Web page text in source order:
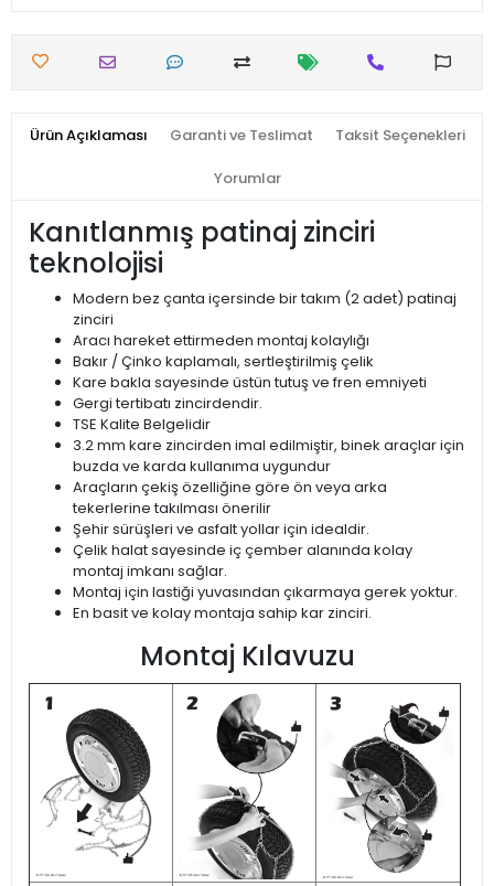
Ürün Açıklaması Garanti ve Teslimat Taksit Seçenekleri
Yorumlar
Kanıtlanmış patinaj zinciri
teknolojisi
Modern bez çanta içersinde bir takım (2 adet) patinaj
zinciri
Aracı hareket ettirmeden montaj kolaylığı
Bakır / Çinko kaplamalı, sertleştirilmiş çelik
Kare bakla sayesinde üstün tutuş ve fren emniyeti
Gergi tertibatı zincirdendir.
TSE Kalite Belgelidir
3.2 mm kare zincirden imal edilmiştir, binek araçlar için
buzda ve karda kullanıma uygundur
Araçların çekiş özelliğine göre ön veya arka
tekerlerine takılması önerilir
Şehir sürüşleri ve asfalt yollar için idealdir.
Çelik halat sayesinde iç çember alanında kolay
montaj imkanı sağlar.
Montaj için lastiği yuvasından çıkarmaya gerek yoktur.
En basit ve kolay montaja sahip kar zinciri.
Montaj Kılavuzu